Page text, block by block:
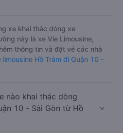
xe khai thác dòng xe
này là xe Vie Limousine,
thông tin và đặt vé các nhà
limousine Hồ Tràm đi Quận 10 -
nào khai thác dòng
10 - Sài Gòn từ Hồ